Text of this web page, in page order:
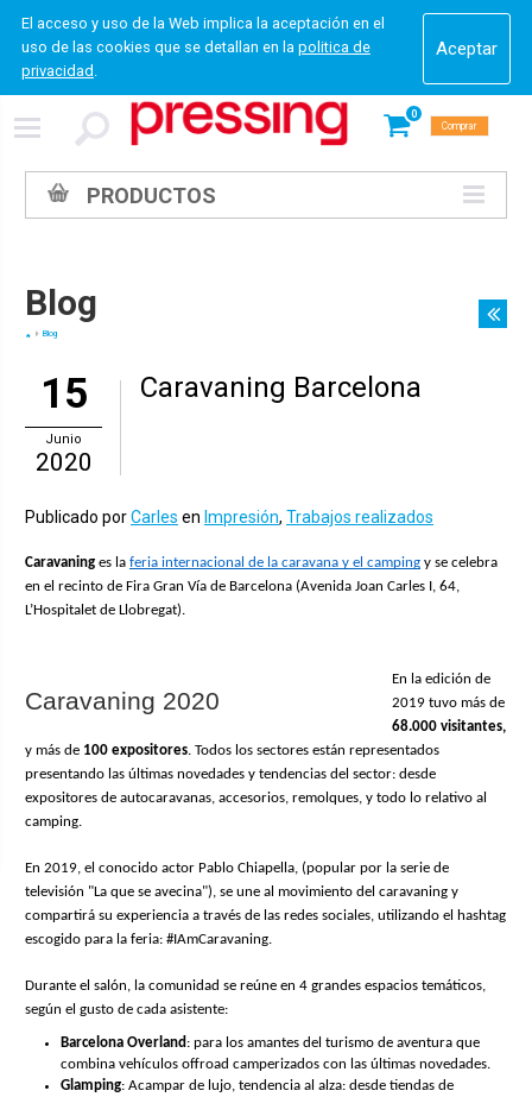
El acceso y uso de la Web implica la aceptación en el
uso de las cookies que se detallan en la politica de
privacidad .
0
Comprar
PRODUCTOS
Blog
Blog
15
Junio
2020
Caravaning Barcelona
Publicado porCarles en Impresión, Trabajos realizados
Caravaning es la feria internacional de la caravana y el camping y se celebra
en el recinto de Fira Gran Vía de Barcelona (Avenida Joan Carles I, 64,
L’Hospitalet de Llobregat).
Caravaning 2020
En la edición de
2019 tuvo más de
68.000 visitantes,
y más de 100 expositores. Todos los sectores están representados
presentando las últimas novedades y tendencias del sector: desde
expositores de autocaravanas, accesorios, remolques, y todo lo relativo al
camping.
En 2019, el conocido actor Pablo Chiapella, (popular por la serie de
televisión "La que se avecina"), se une al movimiento del caravaning y
compartirá su experiencia a través de las redes sociales, utilizando el hashtag
escogido para la feria: #IAmCaravaning.
Durante el salón, la comunidad se reúne en 4 grandes espacios temáticos,
según el gusto de cada asistente:
Barcelona Overland : para los amantes del turismo de aventura que
combina vehículos offroad camperizados con las últimas novedades.
Glamping: Acampar de lujo, tendencia al alza: desde tiendas de